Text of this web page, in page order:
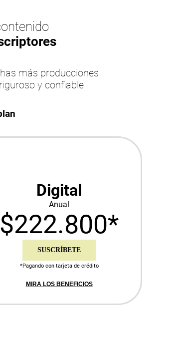
más producciones
y confiable
Digital
Anual
$222.800*
SUSCRÍBETE
*Pagando con tarjeta de crédito
MIRA LOS BENEFICIOS